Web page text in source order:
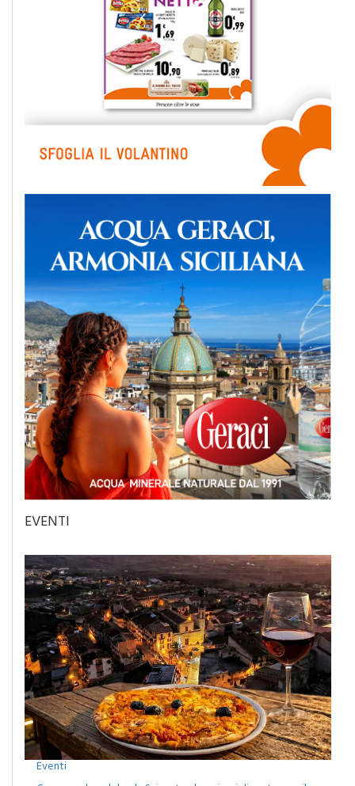
EVENTI
Eventi
Camporeale celebra la Sciavata: due giorni di gusto con il
concerto dei Ricchi e Poveri